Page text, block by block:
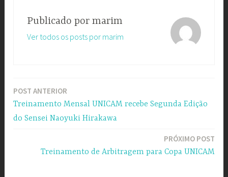
Publicado por marim
Ver todos os posts por marim
Navegação
de
POST ANTERIOR
Treinamento Mensal UNICAM recebe Segunda Edição
do Sensei Naoyuki Hirakawa
PRÓXIMO POST
Treinamento de Arbitragem para Copa UNICAM